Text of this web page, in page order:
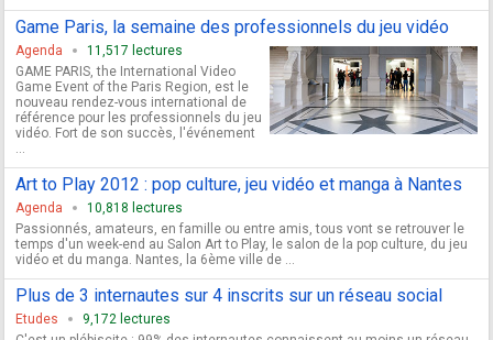
Game Paris, la semaine des professionnels du jeu vidéo
Agenda
11,517 lectures
GAME PARIS, the International Video
Game Event of the Paris Region, est le
nouveau rendez-vous international de
référence pour les professionnels du jeu
vidéo. Fort de son succès, l'événement
...
Art to Play 2012 : pop culture, jeu vidéo et manga à Nantes
Agenda
10,818 lectures
Passionnés, amateurs, en famille ou entre amis, tous vont se retrouver le
temps d'un week-end au Salon Art to Play, le salon de la pop culture, du jeu
vidéo et du manga. Nantes, la 6ème ville de ...
Plus de 3 internautes sur 4 inscrits sur un réseau social
Etudes
9,172 lectures